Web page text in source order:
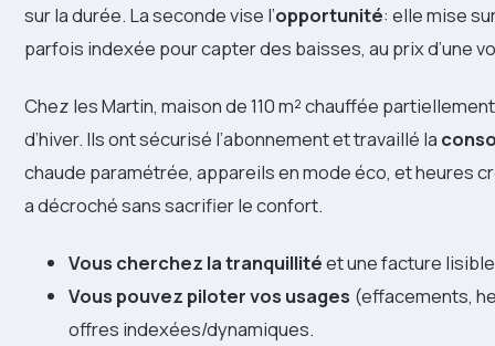
sur la durée. La seconde vise l’opportunité: elle mise
parfois indexée pour capter des baisses, au prix d’une
Chez les Martin, maison de 110 m² chauffée partiellement
d’hiver. Ils ont sécurisé l’abonnement et travaillé la
chaude paramétrée, appareils en mode éco, et heures
a décroché sans sacrifier le confort.
Vous cherchez la tranquillitéet une facture
Vous pouvez piloter vos usages (effacements,
offres indexées/dynamiques.